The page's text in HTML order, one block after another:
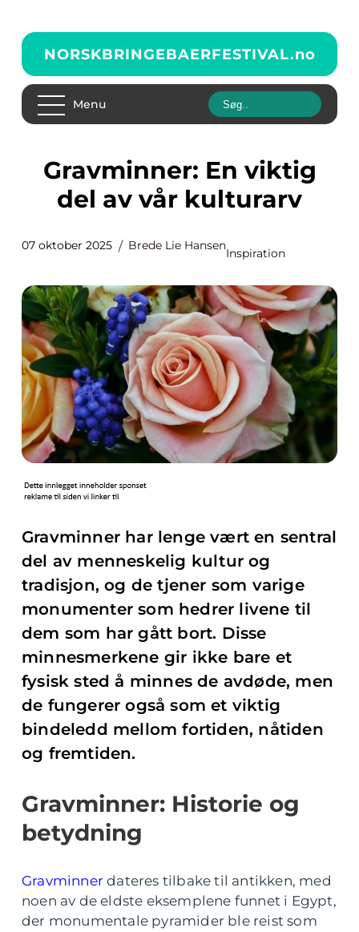
NORSKBRINGEBAERFESTIVAL.no
Menu
Gravminner: En viktig
del av vår kulturarv
07 oktober 2025 Brede Lie Hansen
Inspiration
Gravminner har lenge vært en sentral
del av menneskelig kultur og
tradisjon, og de tjener som varige
monumenter som hedrer livene til
dem som har gått bort. Disse
minnesmerkene gir ikke bare et
fysisk sted å minnes de avdøde, men
de fungerer også som et viktig
bindeledd mellom fortiden, nåtiden
og fremtiden.
Gravminner: Historie og
betydning
Gravminner dateres tilbake til antikken, med
noen av de eldste eksemplene funnet i Egypt,
der monumentale pyramider ble reist som